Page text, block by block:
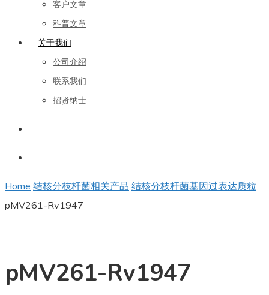
客户文章
科普文章
关于我们
公司介绍
联系我们
招贤纳士
Home 结核分枝杆菌相关产品 结核分枝杆菌基因过表达质粒
pMV261-Rv1947
pMV261-Rv1947